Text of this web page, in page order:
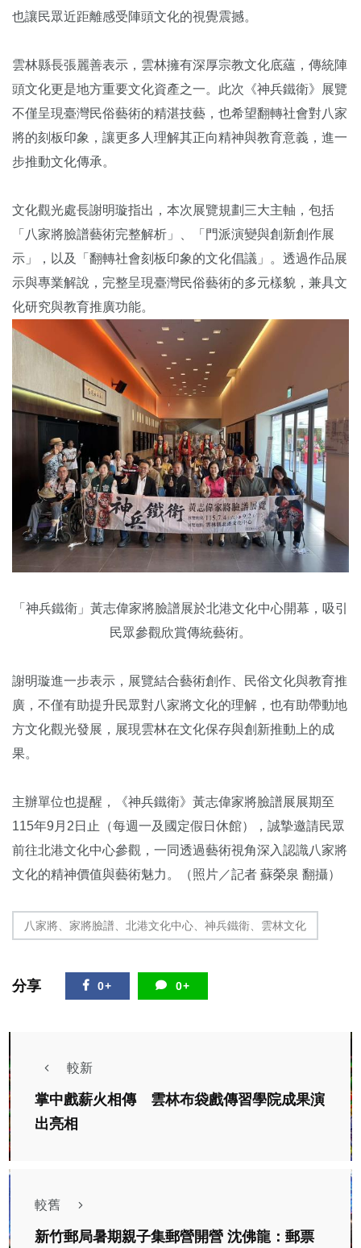
也讓民眾近距離感受陣頭文化的視覺震撼。
雲林縣長張麗善表示，雲林擁有深厚宗教文化底蘊，傳統陣
頭文化更是地方重要文化資產之一。此次《神兵鐵衛》展覽
不僅呈現臺灣民俗藝術的精湛技藝，也希望翻轉社會對八家
將的刻板印象，讓更多人理解其正向精神與教育意義，進一
步推動文化傳承。
文化觀光處長謝明璇指出，本次展覽規劃三大主軸，包括
「八家將臉譜藝術完整解析」、「門派演變與創新創作展
示」，以及「翻轉社會刻板印象的文化倡議」。透過作品展
示與專業解說，完整呈現臺灣民俗藝術的多元樣貌，兼具文
化研究與教育推廣功能。
「神兵鐵衛」黃志偉家將臉譜展於北港文化中心開幕，吸引
民眾參觀欣賞傳統藝術。
謝明璇進一步表示，展覽結合藝術創作、民俗文化與教育推
廣，不僅有助提升民眾對八家將文化的理解，也有助帶動地
方文化觀光發展，展現雲林在文化保存與創新推動上的成
果。
主辦單位也提醒，《神兵鐵衛》黃志偉家將臉譜展展期至
115年9月2日止（每週一及國定假日休館），誠摯邀請民眾
前往北港文化中心參觀，一同透過藝術視角深入認識八家將
文化的精神價值與藝術魅力。（照片／記者 蘇榮泉 翻攝）
八家將、家將臉譜、北港文化中心、神兵鐵衛、雲林文化
分享 0+ 0+
較新
掌中戲薪火相傳 雲林布袋戲傳習學院成果演
出亮相
較舊
新竹郵局暑期親子集郵營開營 沈佛龍：郵票